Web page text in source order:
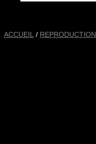
ACCUEIL / REPRODUCTION